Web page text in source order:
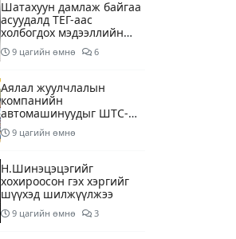
Шатахуун дамлаж байгаа
асуудалд ТЕГ-аас
холбогдох мэдээллийн
дагуу шалгалтын
ажиллагааг эрчимжүүлж
9 цагийн өмнө 6
Аялал жуулчлалын
компанийн
автомашинуудыг ШТС-
ууд хязгаарлалтгүйгээр
шатахуун олгох
9 цагийн өмнө
Н.Шинэцэцэгийг
хохироосон гэх хэргийг
шүүхэд шилжүүлжээ
9 цагийн өмнө 3